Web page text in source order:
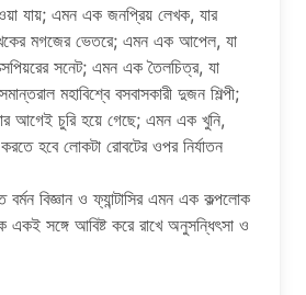
যায়; এমন এক জনপ্রিয় লেখক, যার
মগজের ভেতরে; এমন এক আপেল, যা
সনেট; এমন এক তৈলচিত্র, যা
মহাবিশ্বে বসবাসকারী দুজন শিল্পী;
আগেই চুরি হয়ে গেছে; এমন এক খুনি,
হবে লোকটা রোবটের ওপর নির্যাতন
বর্মন বিজ্ঞান ও ফ্যান্টাসির এমন এক কল্পলোক
একই সঙ্গে আবিষ্ট করে রাখে অনুসন্ধিৎসা ও